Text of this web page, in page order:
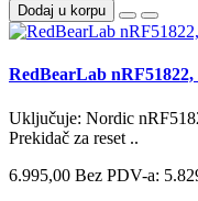
Dodaj u korpu
RedBearLab nRF51822,
Uključuje: Nordic
Prekidač za reset ..
6.995,00 Bez PDV-a: